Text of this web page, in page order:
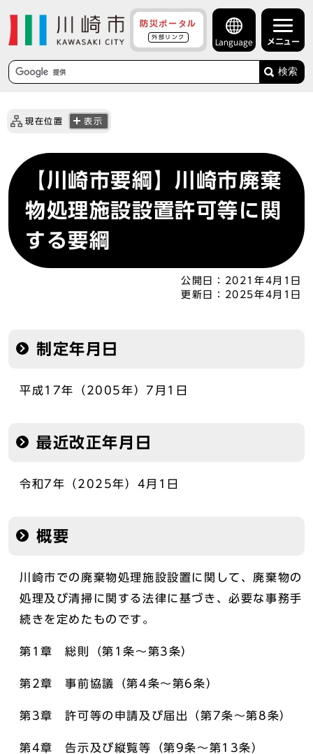
防災ポータル
外部リンク
Language メニュー
検索
現在位置 表示
【川崎市要綱】川崎市廃棄
物処理施設設置許可等に関
する要綱
公開日：
2021年4月1日
更新日：
2025年4月1日
制定年月日
平成17年（2005年）7月1日
最近改正年月日
令和7年（2025年）4月1日
概要
川崎市での廃棄物処理施設設置に関して、廃棄物の
処理及び清掃に関する法律に基づき、必要な事務手
続きを定めたものです。
第1章 総則（第1条～第3条）
第2章 事前協議（第4条～第6条）
第3章 許可等の申請及び届出（第7条～第8条）
第4章 告示及び縦覧等（第9条～第13条）